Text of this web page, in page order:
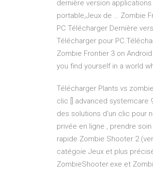
dernière version applications
portable,Jeux de … Zombie
PC Télécharger Dernière
Télécharger pour
Zombie Frontier 3 on
you find yourself in a world
Télécharger Plants vs
clic [] advanced systemcare
des solutions d'un clic pour
privée en ligne , prendre
rapide Zombie Shooter 2
catégoie Jeux et plus
ZombieShooter.exe et